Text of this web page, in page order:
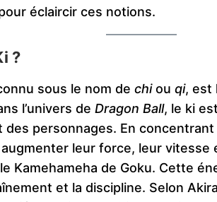
éclaircir ces notions.
?
sous le nom de chiou qi, est
l’univers de Dragon Ball, le ki
personnages. En
leur force, leur vitesse
Kamehameha de Goku. Cette
et la discipline. Selon